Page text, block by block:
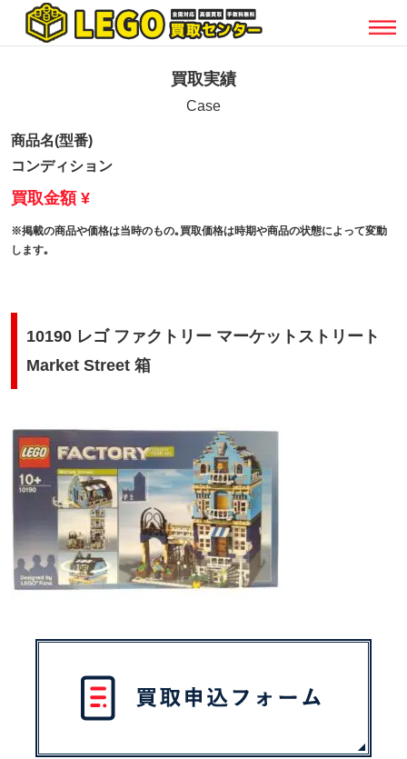
買取実績
Case
商品名(型番)
コンディション
買取金額 ¥
※掲載の商品や価格は当時のもの｡買取価格は時期や商品の状態によって変動
します｡
10190 レゴ ファクトリー マーケットストリート
Market Street 箱